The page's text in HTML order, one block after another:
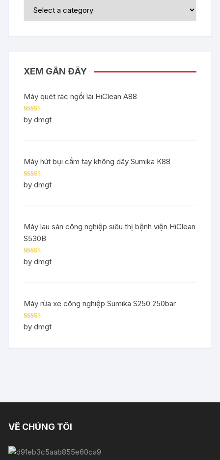
XEM GẦN ĐÂY
Máy quét rác ngồi lái HiClean A88
Rated5out
of 5
by dmgt
Máy hút bụi cầm tay không dây Sumika K88
Rated5out
of 5
by dmgt
Máy lau sàn công nghiệp siêu thị bệnh viện HiClean
S530B
Rated5out
of 5
by dmgt
Máy rửa xe công nghiệp Sumika S250 250bar
Rated5out
of 5
by dmgt
VỀ CHÚNG TÔI